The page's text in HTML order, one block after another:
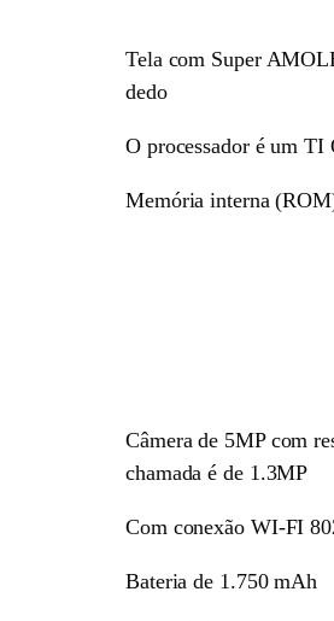
Tela com Super
dedo
O processador é um
Memória interna
Câmera de 5MP com
chamada é de 1.3MP
Com conexão WI-FI
Bateria de 1.750 mAh